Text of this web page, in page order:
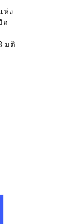
ห่ง
อ
มติ